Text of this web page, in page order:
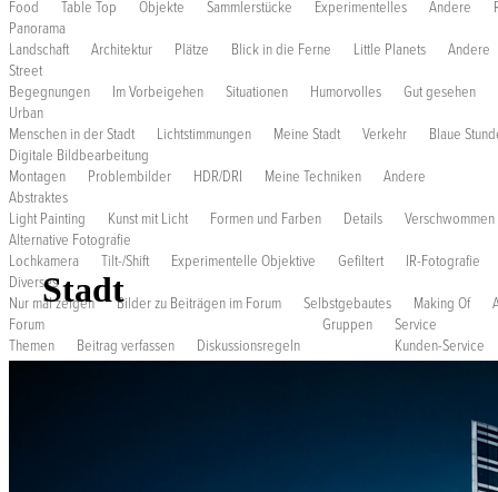
Food
Table Top Objekte Sammlerstücke Experimentelles Andere
Panorama
Landschaft
Architektur Plätze Blick in die Ferne Little Planets
Andere
Street
Begegnungen
Im Vorbeigehen Situationen Humorvolles
Gut gesehen
Urban
Menschen in der Stadt
Lichtstimmungen Meine Stadt Verkehr
Blaue
Digitale Bildbearbeitung
Montagen
Problembilder HDR/DRI Meine Techniken
Andere
Abstraktes
Light Painting
Kunst mit Licht Formen und Farben Details
Verschwommen
Alternative Fotografie
Lochkamera
Tilt-/Shift Experimentelle Objektive Gefiltert
IR-Fotografie
Diverses
Nur mal zeigen
Bilder zu Beiträgen im Forum Selbstgebautes Making Of
Forum
Themen
Beitrag verfassen Diskussionsregeln
Gruppen
Service
Kunden-Service
Stadt